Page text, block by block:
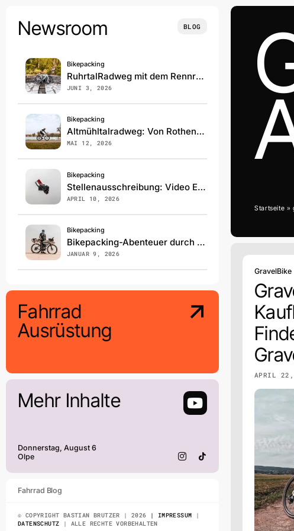
contentNewsroom BLOG
Bikepacking
RuhrtalRadweg mit dem Rennrad: 240km Überraschung pur!
JUNI 3, 2026
Bikepacking
Altmühltalradweg: Von Rothenburg bis Kelheim – Highlights & Tipps
MAI 12, 2026
Bikepacking
Stellenausschreibung: Video Editor / Cutter (m/w/d)
APRIL 10, 2026
Bikepacking
Bikepacking-Abenteuer durch die Sahara
JANUAR 9, 2026
Fahrrad
Ausrüstung
Mehr Inhalte
Donnerstag, August 6
Olpe
Fahrrad Blog
© COPYRIGHT BASTIAN BRUTZER | 2026 | IMPRESSUM |
DATENSCHUTZ | ALLE RECHTE VORBEHALTEN
Startseite »
GravelBike
APRIL